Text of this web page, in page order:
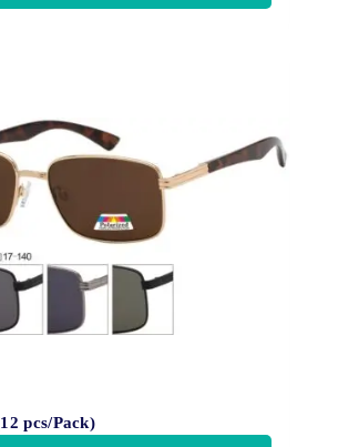
pcs/Pack)